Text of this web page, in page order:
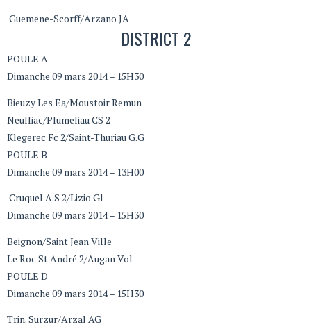
Guemene-Scorff/Arzano JA
DISTRICT 2
POULE A
Dimanche 09 mars 2014 – 15H30
Bieuzy Les Ea/Moustoir Remun
Neulliac/Plumeliau CS 2
Klegerec Fc 2/Saint-Thuriau G.G
POULE B
Dimanche 09 mars 2014 – 13H00
Cruquel A.S 2/Lizio Gl
Dimanche 09 mars 2014 – 15H30
Beignon/Saint Jean Ville
Le Roc St André 2/Augan Vol
POULE D
Dimanche 09 mars 2014 – 15H30
Trin. Surzur/Arzal AG